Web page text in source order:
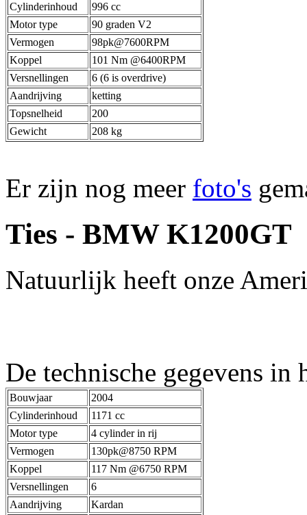
Cylinderinhoud
996 cc
Motor type
90 graden V2
Vermogen
98pk@7600RPM
Koppel
101 Nm @6400RPM
Versnellingen
6 (6 is overdrive)
Aandrijving
ketting
Topsnelheid
200
Gewicht
208 kg
Er zijn nog meer foto's
Ties - BMW K1200GT
Natuurlijk heeft onze
De technische gegevens in
Bouwjaar
2004
Cylinderinhoud
1171 cc
Motor type
4 cylinder in rij
Vermogen
130pk@8750 RPM
Koppel
117 Nm @6750 RPM
Versnellingen
6
Aandrijving
Kardan